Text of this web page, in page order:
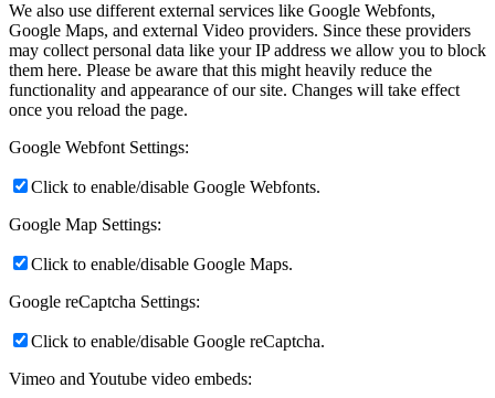
We also use different external services like Google Webfonts,
Google Maps, and external Video providers. Since these providers
may collect personal data like your IP address we allow you to block
them here. Please be aware that this might heavily reduce the
functionality and appearance of our site. Changes will take effect
once you reload the page.
Google Webfont Settings:
Click to enable/disable Google Webfonts.
Google Map Settings:
Click to enable/disable Google Maps.
Google reCaptcha Settings:
Click to enable/disable Google reCaptcha.
Vimeo and Youtube video embeds: